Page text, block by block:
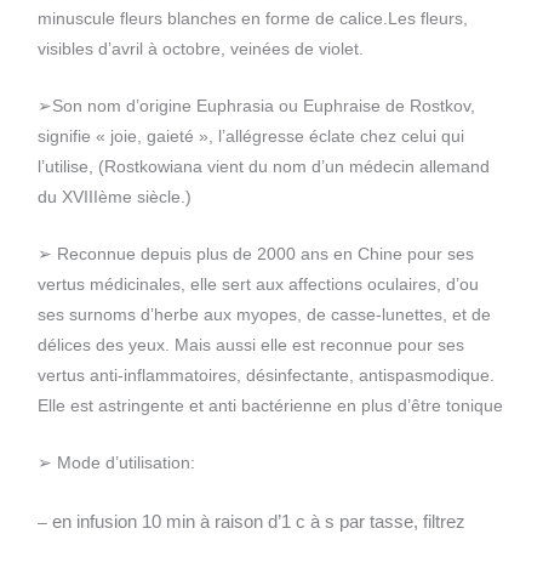
minuscule fleurs blanches en forme de calice.Les fleurs,
visibles d’avril à octobre, veinées de violet.
➢Son nom d’origine Euphrasia ou Euphraise de Rostkov,
signifie « joie, gaieté », l’allégresse éclate chez celui qui
l’utilise, (Rostkowiana vient du nom d’un médecin allemand
du XVIIIème siècle.)
➢ Reconnue depuis plus de 2000 ans en Chine pour ses
vertus médicinales, elle sert aux affections oculaires, d’ou
ses surnoms d’herbe aux myopes, de casse-lunettes, et de
délices des yeux. Mais aussi elle est reconnue pour ses
vertus anti-inflammatoires, désinfectante, antispasmodique.
Elle est astringente et anti bactérienne en plus d’être tonique
➢ Mode d’utilisation:
–en infusion 10 min à raison d’1 c à s par tasse, filtrez